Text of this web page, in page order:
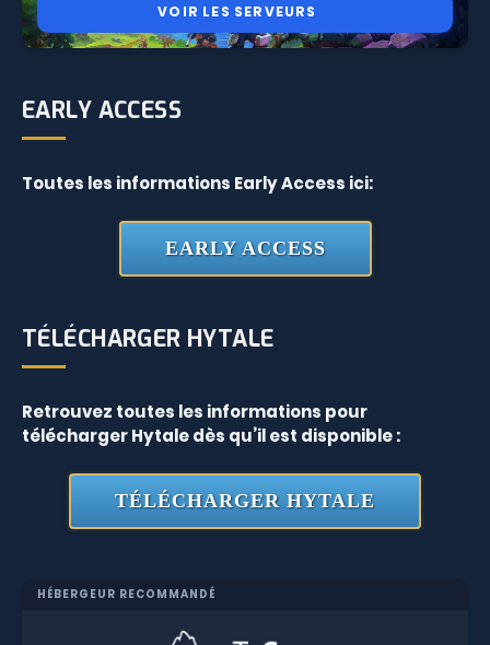
VOIR LES SERVEURS
EARLY ACCESS
Toutes les informations Early Access ici:
EARLY ACCESS
TÉLÉCHARGER HYTALE
Retrouvez toutes les informations pour
télécharger Hytale dès qu’il est disponible :
TÉLÉCHARGER HYTALE
HÉBERGEUR RECOMMANDÉ